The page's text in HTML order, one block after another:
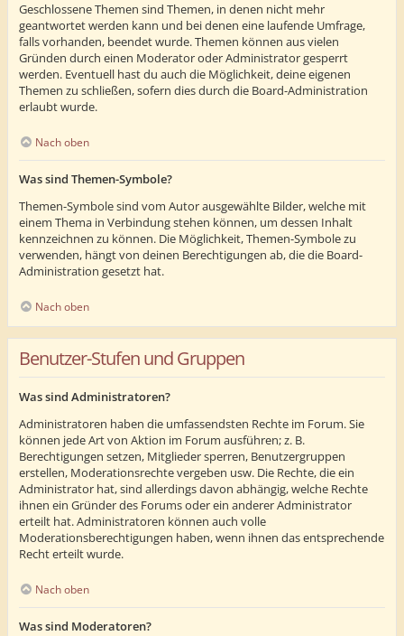
Geschlossene Themen sind Themen, in denen nicht mehr
geantwortet werden kann und bei denen eine laufende Umfrage,
falls vorhanden, beendet wurde. Themen können aus vielen
Gründen durch einen Moderator oder Administrator gesperrt
werden. Eventuell hast du auch die Möglichkeit, deine eigenen
Themen zu schließen, sofern dies durch die Board-Administration
erlaubt wurde.
Nach oben
Was sind Themen-Symbole?
Themen-Symbole sind vom Autor ausgewählte Bilder, welche mit
einem Thema in Verbindung stehen können, um dessen Inhalt
kennzeichnen zu können. Die Möglichkeit, Themen-Symbole zu
verwenden, hängt von deinen Berechtigungen ab, die die Board-
Administration gesetzt hat.
Nach oben
Benutzer-Stufen und Gruppen
Was sind Administratoren?
Administratoren haben die umfassendsten Rechte im Forum. Sie
können jede Art von Aktion im Forum ausführen; z. B.
Berechtigungen setzen, Mitglieder sperren, Benutzergruppen
erstellen, Moderationsrechte vergeben usw. Die Rechte, die ein
Administrator hat, sind allerdings davon abhängig, welche Rechte
ihnen ein Gründer des Forums oder ein anderer Administrator
erteilt hat. Administratoren können auch volle
Moderationsberechtigungen haben, wenn ihnen das entsprechende
Recht erteilt wurde.
Nach oben
Was sind Moderatoren?